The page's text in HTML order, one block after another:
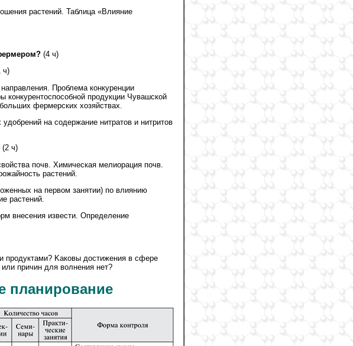
растений. Таблица «Влияние
(4 ч)
ч)
Проблема конкуренции
конкурентоспособной продукции Чувашской
фермерских хозяйствах.
на содержание нитратов и нитритов
(2 ч)
почв. Химическая мелиорация почв.
растений.
на первом занятии) по влиянию
растений.
внесения извести. Определение
продуктами? Kаковы достижения в сфере
причин для волнения нет?
планирование